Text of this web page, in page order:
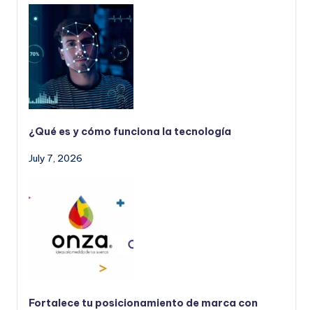
¿Qué es y cómo funciona la tecnología
July 7, 2026
Fortalece tu posicionamiento de marca con